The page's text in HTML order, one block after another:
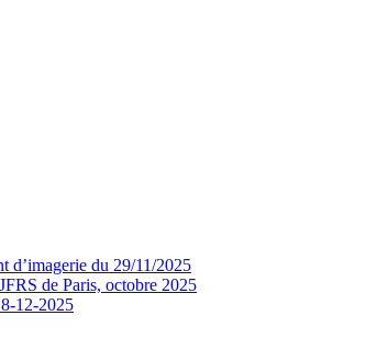
d’imagerie du 29/11/2025
de Paris, octobre 2025
12-2025